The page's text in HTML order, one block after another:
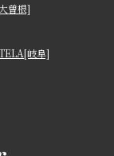
曽根]
岐阜]